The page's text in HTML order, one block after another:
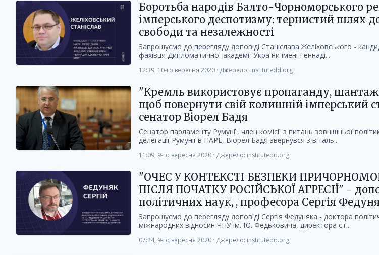
Боротьба народів Балто-Чорноморського
імперського деспотизму: тернистий шлях
свободи та незалежності
Запрошуємо до перегляду доповіді Станіслава Желіховського -
фахівця Дипломатичної академії України імені Геннаді...
12:39, 10-го вересня 2020 · Джерело: institutedd.org
"Кремль використовує пропаганду,
щоб повернути свій колишній імперський
сенатор Віорел Бадя
Сенатор парламенту Румунії, член комісії з питань зовнішньої
делегації Румунії в ПАРЕ, Віорел Бадя звернувся з віталь...
11:09, 9-го вересня 2020 · Джерело: institutedd.org
"ОЧЕС У КОНТЕКСТІ БЕЗПЕКИ
ПІСЛЯ ПОЧАТКУ РОСІЙСЬКОЇ АГРЕСІЇ" -
політичних наук, , професора Сергія
Запрошуємо до перегляду доповіді Сергія Федуняка - доктора
міжнародних відносин ЧНУ ім. Ю. Федьковича, директора ст...
07:24, 9-го вересня 2020 · Джерело: institutedd.org